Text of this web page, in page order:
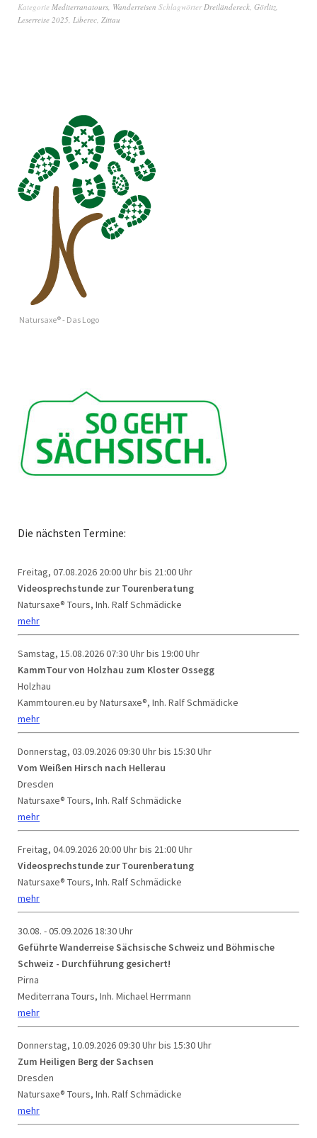
Kategorie Mediterranatours Wanderreisen Schlagwörter Dreiländereck Görlitz
Leserreise 2025 Liberec Zittau
Natursaxe® - Das Logo
Die nächsten Termine:
Freitag, 07.08.2026 20:00 Uhr bis 21:00 Uhr
Videosprechstunde zur Tourenberatung
Natursaxe® Tours, Inh. Ralf Schmädicke
mehr
Samstag, 15.08.202607:30 Uhr bis 19:00 Uhr
KammTour von Holzhau zum Kloster Ossegg
Holzhau
Kammtouren.eu by Natursaxe®, Inh. Ralf Schmädicke
mehr
Donnerstag, 03.09.202609:30 Uhr bis 15:30 Uhr
Vom Weißen Hirsch nach Hellerau
Dresden
Natursaxe® Tours, Inh. Ralf Schmädicke
mehr
Freitag, 04.09.2026 20:00 Uhr bis 21:00 Uhr
Videosprechstunde zur Tourenberatung
Natursaxe® Tours, Inh. Ralf Schmädicke
mehr
30.08. - 05.09.202618:30 Uhr
Geführte Wanderreise Sächsische Schweiz und Böhmische
Schweiz - Durchführung gesichert!
Pirna
Mediterrana Tours, Inh. Michael Herrmann
mehr
Donnerstag, 10.09.202609:30 Uhr bis 15:30 Uhr
Zum Heiligen Berg der Sachsen
Dresden
Natursaxe® Tours, Inh. Ralf Schmädicke
mehr